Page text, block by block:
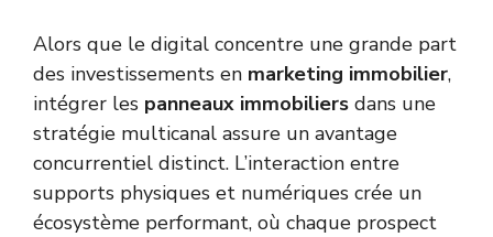
Alors que le digital concentre une grande part
des investissements en marketing immobilier,
intégrer les panneaux immobiliers dans une
stratégie multicanal assure un avantage
concurrentiel distinct. L’interaction entre
supports physiques et numériques crée un
écosystème performant, où chaque prospect